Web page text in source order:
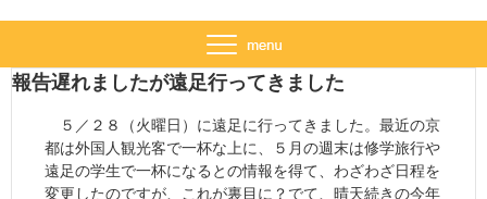
報告遅れましたが遠足行ってきました
５／２８（火曜日）に遠足に行ってきました。最近の京
都は外国人観光客で一杯な上に、５月の週末は修学旅行や
遠足の学生で一杯になるとの情報を得て、わざわざ日程を
変更したのですが、これが裏目に？でて、晴天続きの今年